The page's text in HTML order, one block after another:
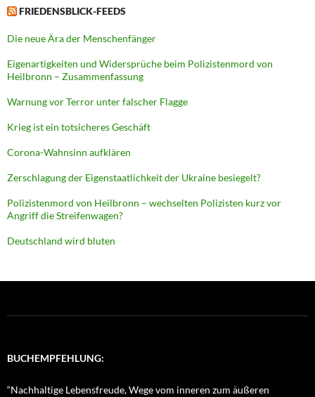
FRIEDENSBLICK-FEEDS
Die neue Ära der Menschenfänger
Eigenartigkeiten und Widersprüche beim Polizistenmord von
Heilbronn – Zusammenfassung
Warnung vor Terror unter falscher Flagge
Krieg ist ein totsicheres Geschäft
Corona-Wahnsinn aufklären
Zerschlagung der Eigenstaatlichkeit der Ukraine besiegelt?
Polizistenmord von Heilbronn – wechselten Polizisten kurz vor
Angriff die Streifenwagen?
Deutschland wird bluten
BUCHEMPFEHLUNG:
“Nachhaltige Lebensfreude, Wege vom inneren zum äußeren